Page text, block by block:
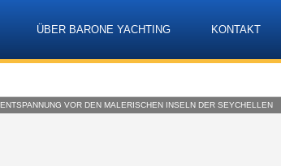
ÜBER BARONE YACHTING KONTAKT
ENTSPANNUNG VOR DEN MALERISCHEN INSELN DER SEYCHELLEN